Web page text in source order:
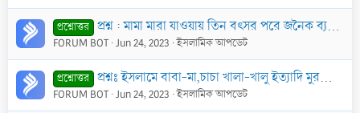
প্রশ্নোত্তর প্রশ্ন : মামা মারা যাওয়ায় তিন বৎসর পরে জনৈক ব্যক্তি স্বীয় মামীকে বিবাহ করেছে। উক্ত বিবাহ বৈধ হয়েছে কি?
FORUM BOT Jun 24, 2023 ইসলামিক আপডেট
প্রশ্নোত্তর প্রশ্নঃ ইসলামে বাবা-মা,চাচা খালা-খালু ইত্যাদি মুরব্বিদেরকে কি পাঁ ছুঁয়ে সালাম করা যায়েজ আছে? কিংবা ইসলামে কি পাঁ ছুঁয়ে সালাম করা যায়েজ আছে?
FORUM BOT Jun 24, 2023 ইসলামিক আপডেট